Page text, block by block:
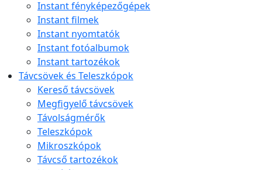
Instant fényképezőgépek
Instant filmek
Instant nyomtatók
Instant fotóalbumok
Instant tartozékok
Távcsövek és Teleszkópok
Kereső távcsövek
Megfigyelő távcsövek
Távolságmérők
Teleszkópok
Mikroszkópok
Távcső tartozékok